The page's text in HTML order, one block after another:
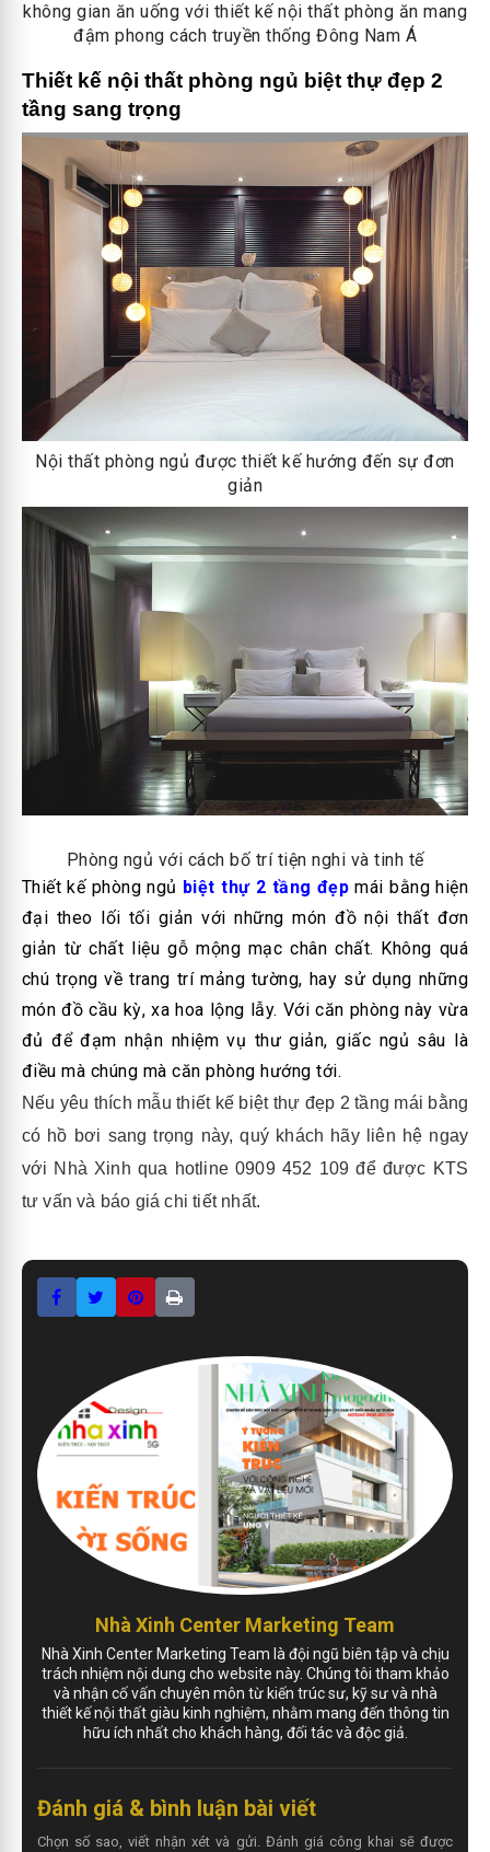
không gian ăn uống với thiết kế nội thất phòng ăn mang
đậm phong cách truyền thống Đông Nam Á
Thiết kế nội thất phòng ngủ biệt thự đẹp 2
tầng sang trọng
Nội thất phòng ngủ được thiết kế hướng đến sự đơn
giản
Phòng ngủ với cách bố trí tiện nghi và tinh tế
Thiết kế phòng ngủ biệt thự 2 tầng đẹp mái bằng hiện
đại theo lối tối giản với những món đồ nội thất đơn
giản từ chất liệu gỗ mộng mạc chân chất. Không quá
chú trọng về trang trí mảng tường, hay sử dụng những
món đồ cầu kỳ, xa hoa lộng lẫy. Với căn phòng này vừa
đủ để đạm nhận nhiệm vụ thư giản, giấc ngủ sâu là
điều mà chúng mà căn phòng hướng tới.
Nếu yêu thích mẫu thiết kế biệt thự đẹp 2 tầng mái bằng
có hồ bơi sang trọng này, quý khách hãy liên hệ ngay
với Nhà Xinh qua hotline 0909 452 109 để được KTS
tư vấn và báo giá chi tiết nhất.
Nhà Xinh Center Marketing Team
Nhà Xinh Center Marketing Team là đội ngũ biên tập và chịu
trách nhiệm nội dung cho website này. Chúng tôi tham khảo
và nhận cố vấn chuyên môn từ kiến trúc sư, kỹ sư và nhà
thiết kế nội thất giàu kinh nghiệm, nhằm mang đến thông tin
hữu ích nhất cho khách hàng, đối tác và độc giả.
Đánh giá & bình luận bài viết
Chọn số sao, viết nhận xét và gửi. Đánh giá công khai sẽ được